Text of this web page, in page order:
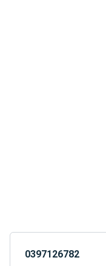
0397126782